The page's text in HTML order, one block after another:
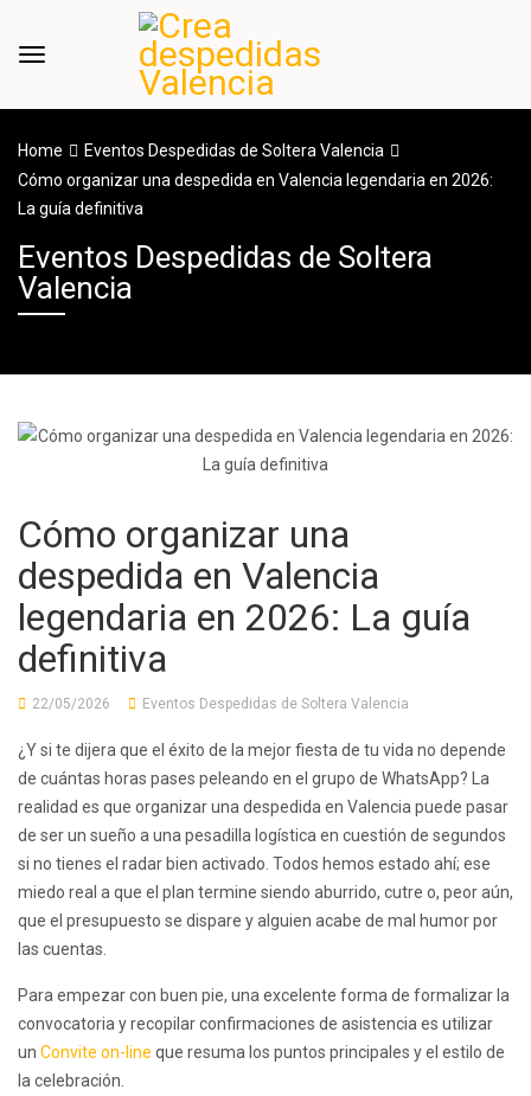
Home
Eventos Despedidas de Soltera Valencia
Cómo organizar una despedida en Valencia legendaria en 2026:
La guía definitiva
Eventos Despedidas de Soltera
Valencia
Cómo organizar una
despedida en Valencia
legendaria en 2026: La guía
definitiva
22/05/2026 Eventos Despedidas de Soltera Valencia
¿Y si te dijera que el éxito de la mejor fiesta de tu vida no depende
de cuántas horas pases peleando en el grupo de WhatsApp? La
realidad es que organizar una despedida en Valencia puede pasar
de ser un sueño a una pesadilla logística en cuestión de segundos
si no tienes el radar bien activado. Todos hemos estado ahí; ese
miedo real a que el plan termine siendo aburrido, cutre o, peor aún,
que el presupuesto se dispare y alguien acabe de mal humor por
las cuentas.
Para empezar con buen pie, una excelente forma de formalizar la
convocatoria y recopilar confirmaciones de asistencia es utilizar
un Convite on-line que resuma los puntos principales y el estilo de
la celebración.